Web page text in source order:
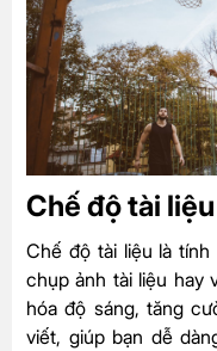
Chế độ tài liệu
Chế độ tài liệu là
chụp ảnh tài liệu hay
hóa độ sáng, tăng
viết, giúp bạn dễ